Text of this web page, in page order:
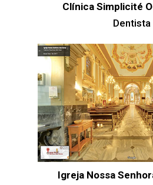
Clínica Simplicité
Dentista
Igreja Nossa